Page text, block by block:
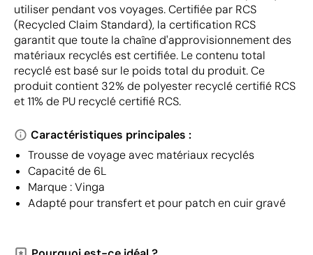
utiliser pendant vos voyages. Certifiée par RCS
(Recycled Claim Standard), la certification RCS
garantit que toute la chaîne d'approvisionnement des
matériaux recyclés est certifiée. Le contenu total
recyclé est basé sur le poids total du produit. Ce
produit contient 32% de polyester recyclé certifié RCS
et 11% de PU recyclé certifié RCS.
Caractéristiques principales :
Trousse de voyage avec matériaux recyclés
Capacité de 6L
Marque : Vinga
Adapté pour transfert et pour patch en cuir gravé